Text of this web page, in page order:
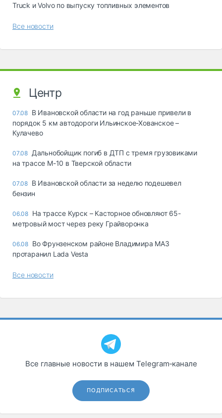
Truck и Volvo по выпуску топливных элементов
Все новости
Центр
07.08 В Ивановской области на год раньше привели в
порядок 5 км автодороги Ильинское-Хованское –
Кулачево
07.08 Дальнобойщик погиб в ДТП с тремя грузовиками
на трассе М-10 в Тверской области
07.08 В Ивановской области за неделю подешевел
бензин
06.08 На трассе Курск – Касторное обновляют 65-
метровый мост через реку Грайворонка
06.08 Во Фрунзенском районе Владимира МАЗ
протаранил Lada Vesta
Все новости
Все главные новости в нашем Telegram‑канале
ПОДПИСАТЬСЯ